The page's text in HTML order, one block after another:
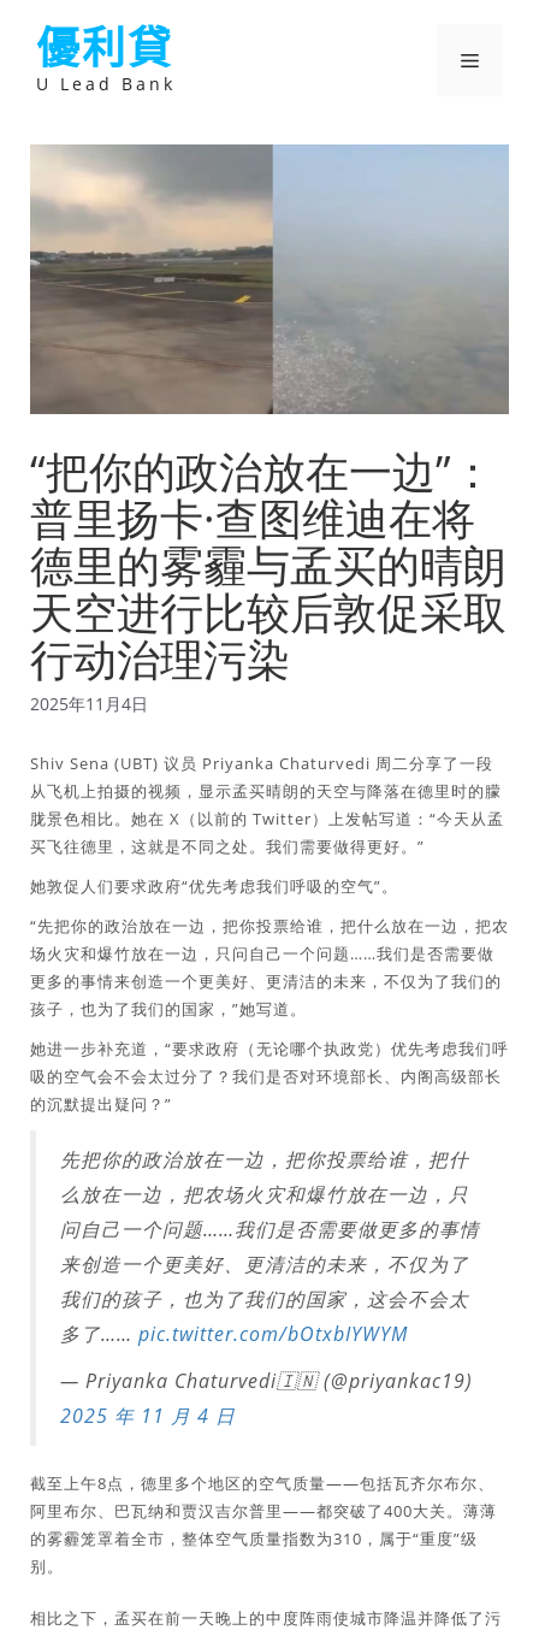
優利貸
U Lead Bank
選
“把你的政治放在一边”：
普里扬卡·查图维迪在将
德里的雾霾与孟买的晴朗
天空进行比较后敦促采取
行动治理污染
2025年11月4日
Shiv Sena (UBT) 议员 Priyanka Chaturvedi 周二分享了一段
从飞机上拍摄的视频，显示孟买晴朗的天空与降落在德里时的朦
胧景色相比。她在 X（以前的 Twitter）上发帖写道：“今天从孟
买飞往德里，这就是不同之处。我们需要做得更好。”
她敦促人们要求政府“优先考虑我们呼吸的空气”。
“先把你的政治放在一边，把你投票给谁，把什么放在一边，把农
场火灾和爆竹放在一边，只问自己一个问题……我们是否需要做
更多的事情来创造一个更美好、更清洁的未来，不仅为了我们的
孩子，也为了我们的国家，”她写道。
她进一步补充道，“要求政府（无论哪个执政党）优先考虑我们呼
吸的空气会不会太过分了？我们是否对环境部长、内阁高级部长
的沉默提出疑问？”
先把你的政治放在一边，把你投票给谁，把什
么放在一边，把农场火灾和爆竹放在一边，只
问自己一个问题……我们是否需要做更多的事情
来创造一个更美好、更清洁的未来，不仅为了
我们的孩子，也为了我们的国家，这会不会太
多了…… pic.twitter.com/bOtxbIYWYM
— Priyanka Chaturvedi🇮🇳 (@priyankac19)
2025 年 11 月 4 日
截至上午8点，德里多个地区的空气质量——包括瓦齐尔布尔、
阿里布尔、巴瓦纳和贾汉吉尔普里——都突破了400大关。薄薄
的雾霾笼罩着全市，整体空气质量指数为310，属于“重度”级
别。
相比之下，孟买在前一天晚上的中度阵雨使城市降温并降低了污